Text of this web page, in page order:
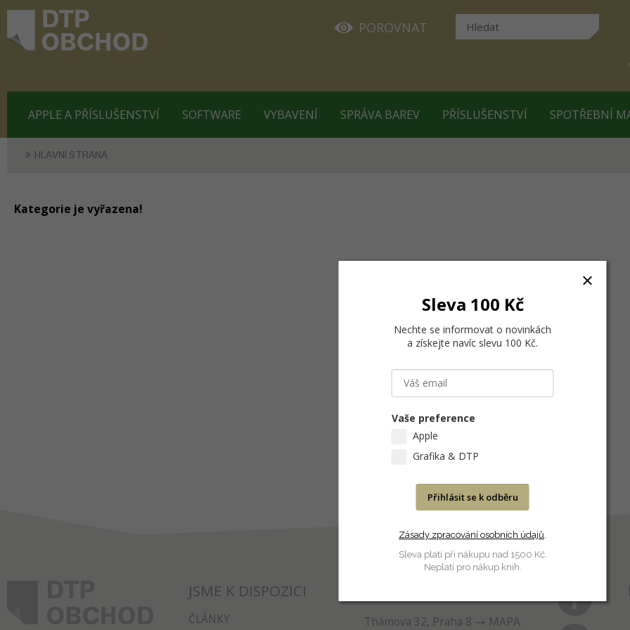
POROVNAT
APPLE A PŘÍSLUŠENSTVÍ SOFTWARE VYBAVENÍ SPRÁVA BAREV PŘÍSLUŠENSTVÍ SPOTŘEBNÍ
HLAVNÍ STRANA
Kategorie je vyřazena!
JSME K DISPOZICI
ČLÁNKY Thámova 32, Praha 8
MAPA
Sleva 100 Kč
Nechte se informovat o novinkách
a získejte navíc slevu 100 Kč.
Vaše preference
Apple
Grafika & DTP
Přihlásit se k odběru
Zásady zpracování osobních údajů.
Sleva platí při nákupu nad 1500 Kč.
Neplatí pro nákup knih.